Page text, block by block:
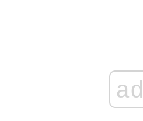
ad